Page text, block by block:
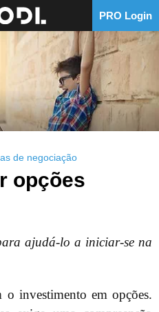
PRO Login
de negociação
opções
ajudá-lo a iniciar-se na
o investimento em opções.